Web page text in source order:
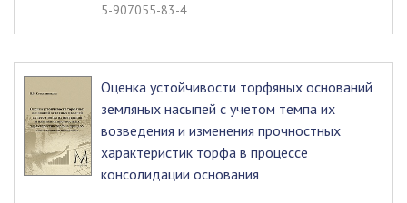
5-907055-83-4
Оценка устойчивости торфяных оснований
земляных насыпей с учетом темпа их
возведения и изменения прочностных
характеристик торфа в процессе
консолидации основания